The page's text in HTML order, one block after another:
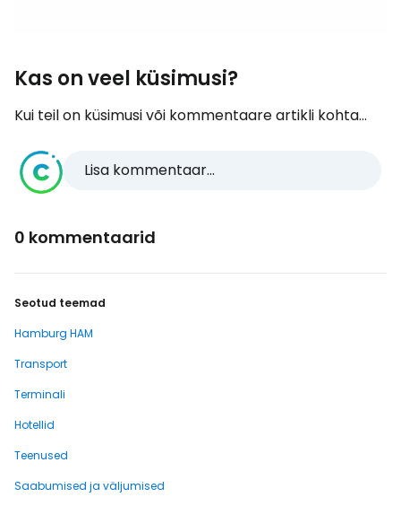
Kas on veel küsimusi?
Kui teil on küsimusi või kommentaare artikli kohta...
Lisa kommentaar...
0 kommentaarid
Seotud teemad
Hamburg HAM
Transport
Terminali
Hotellid
Teenused
Saabumised ja väljumised